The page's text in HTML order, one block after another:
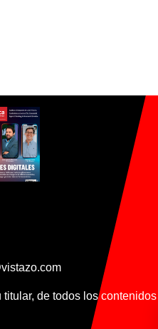
de todos los contenidos